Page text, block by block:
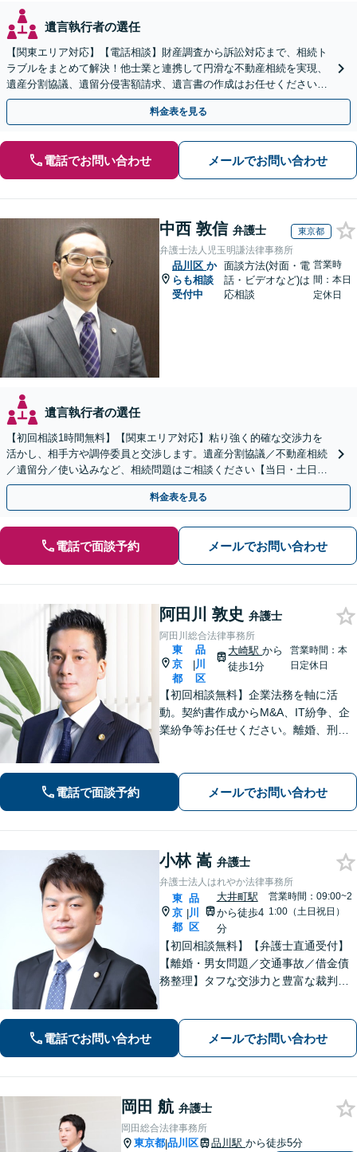
遺言執行者の選任
【関東エリア対応】【電話相談】財産調査から訴訟対応まで、相続ト
ラブルをまとめて解決！他士業と連携して円滑な不動産相続を実現、
遺産分割協議、遺留分侵害額請求、遺言書の作成はお任せください。
明確な料金体系【オンライン面談可能】
料金表を見る
電話でお問い合わせ メールでお問い合わせ
中西 敦信 弁護士 東京都
弁護士法人児玉明謙法律事務所
品川区 か
らも相談
受付中
面談方法(対面・電
話・ビデオなど)は
応相談
営業時
間：本日
定休日
遺言執行者の選任
【初回相談1時間無料】【関東エリア対応】粘り強く的確な交渉力を
活かし、相手方や調停委員と交渉します。遺産分割協議／不動産相続
／遺留分／使い込みなど、相続問題はご相談ください【当日・土日対
応可】トラブル前の段階でも相談可。メール24時間受付
料金表を見る
電話で面談予約 メールでお問い合わせ
阿田川 敦史 弁護士
阿田川総合法律事務所
東
京
都
|
品
川
区
大崎駅から
徒歩1分
営業時間：本
日定休日
【初回相談無料】企業法務を軸に活
動。契約書作成からM&A、IT紛争、企
業紛争等お任せください。離婚、刑事
崎駅徒歩1分】【弁護士歴10年以上】
電話で面談予約 メールでお問い合わせ
小林 嵩 弁護士
弁護士法人はれやか法律事務所
東
京
都
|
品
川
区
大井町駅
から徒歩4
分
営業時間：09:00~2
1:00（土日祝日）
【初回相談無料】【弁護士直通受付】
【離婚・男女問題／交通事故／借金債
務整理】タフな交渉力と豊富な裁判の
スを提供します。【大井町駅徒歩2分】
電話でお問い合わせ メールでお問い合わせ
岡田 航 弁護士
岡田総合法律事務所
東京都|品川区 品川駅 から徒歩5分